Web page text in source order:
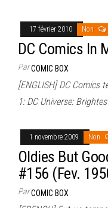
17 février 2010 Non
DC Comics In
ParCOMIC BOX
[ENGLISH] DC Comics
1: DC Universe:
1 novembre 2009 Non
Oldies But
#156 (Fev.
ParCOMIC BOX